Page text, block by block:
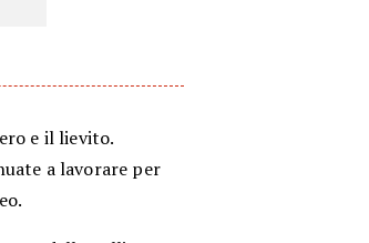
e il lievito.
a lavorare per